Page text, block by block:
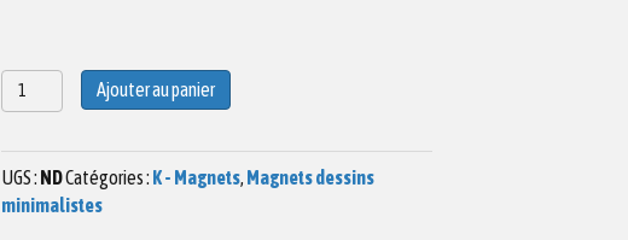
quantité
de
Ajouter au panier
UGS : NDCatégories : K - Magnets Magnets dessins
minimalistes